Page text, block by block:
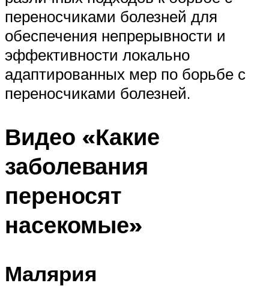
переносчиками болезней для
обеспечения непрерывности и
эффективности локально
адаптированных мер по борьбе с
переносчиками болезней.
Видео «Какие
заболевания
переносят
насекомые»
Малярия